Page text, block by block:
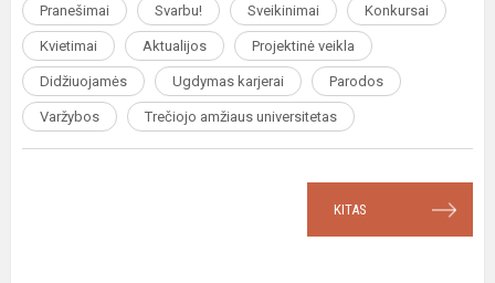
Pranešimai Svarbu! Sveikinimai Konkursai
Kvietimai Aktualijos Projektinė veikla
Didžiuojamės Ugdymas karjerai Parodos
Varžybos Trečiojo amžiaus universitetas
KITAS